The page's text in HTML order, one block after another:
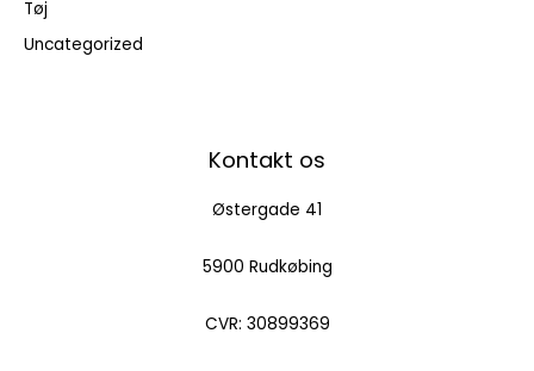
Tøj
Uncategorized
Kontakt os
Østergade 41
5900 Rudkøbing
CVR: 30899369